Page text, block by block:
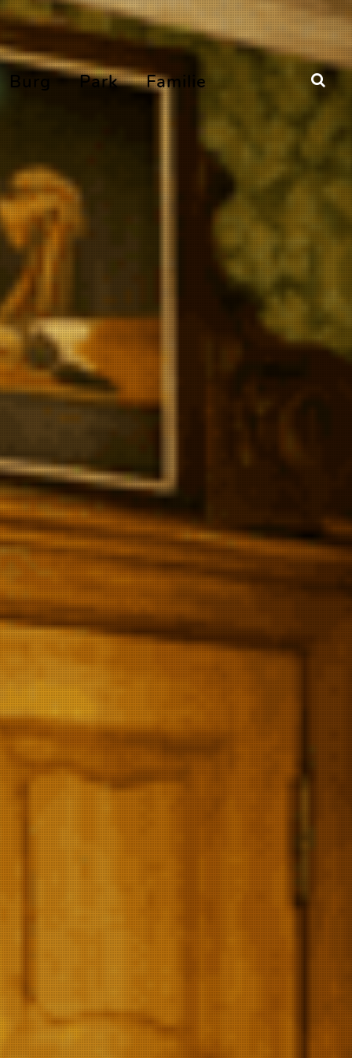
Burg Park Familie